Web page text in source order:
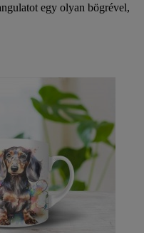
egy olyan bögrével,